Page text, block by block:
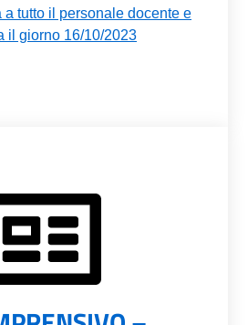
tutto il personale docente e
il giorno 16/10/2023